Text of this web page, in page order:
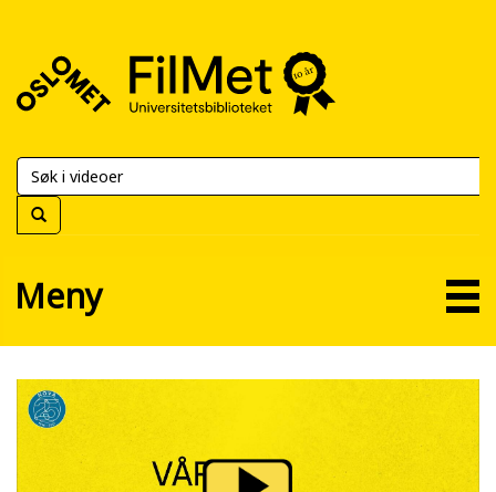
FilMet
Universitetsbiblioteket
Meny